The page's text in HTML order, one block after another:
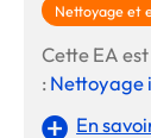
Nettoyage et
Cette EA
: Nettoyage
En